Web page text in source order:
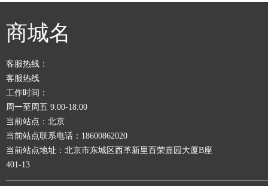
商城名
客服热线：
客服热线
工作时间：
周一至周五 9:00-18:00
当前站点：北京
当前站点联系电话：18600862020
当前站点地址：北京市东城区西革新里百荣嘉园大厦B座
401-13